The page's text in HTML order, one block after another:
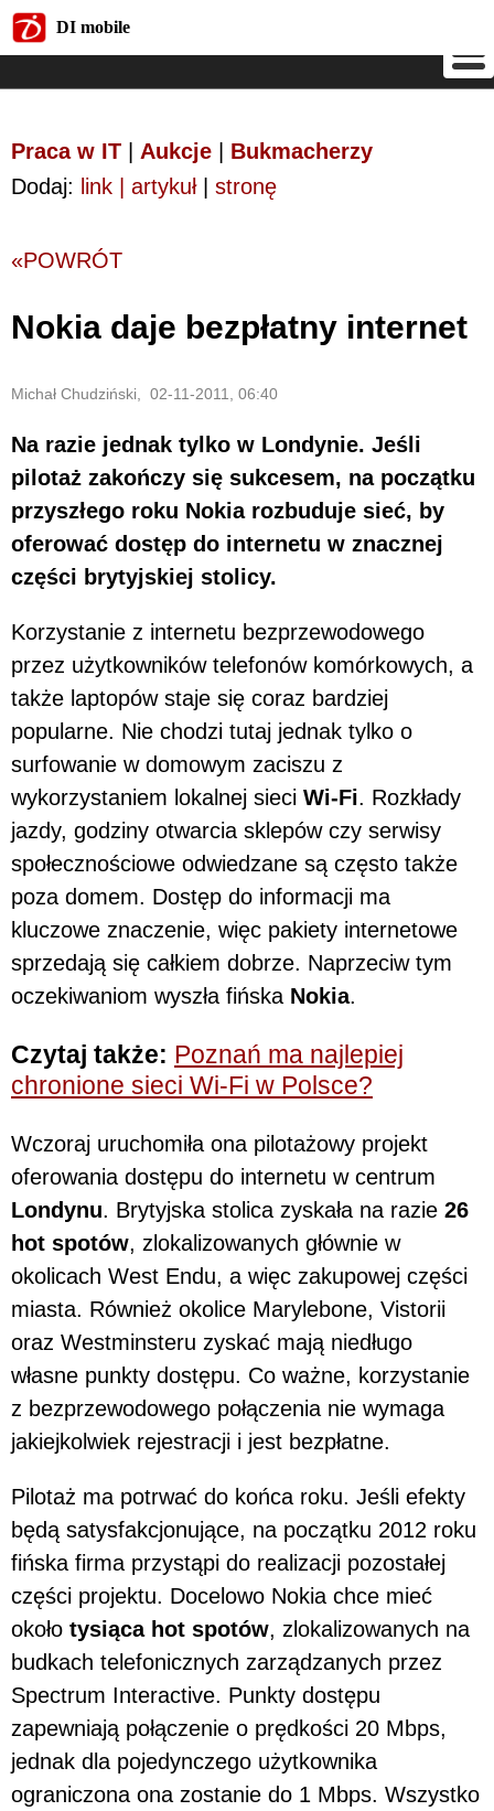
DI mobile
Praca w IT Aukcje
Bukmacherzy
Dodaj: link | artykuł| stronę
«POWRÓT
Nokia daje bezpłatny internet
Michał Chudziński, 02-11-2011, 06:40
Na razie jednak tylko w Londynie. Jeśli
pilotaż zakończy się sukcesem, na początku
przyszłego roku Nokia rozbuduje sieć, by
oferować dostęp do internetu w znacznej
części brytyjskiej stolicy.
Korzystanie z internetu bezprzewodowego
przez użytkowników telefonów komórkowych, a
także laptopów staje się coraz bardziej
popularne. Nie chodzi tutaj jednak tylko o
surfowanie w domowym zaciszu z
wykorzystaniem lokalnej sieci Wi-Fi. Rozkłady
jazdy, godziny otwarcia sklepów czy serwisy
społecznościowe odwiedzane są często także
poza domem. Dostęp do informacji ma
kluczowe znaczenie, więc pakiety internetowe
sprzedają się całkiem dobrze. Naprzeciw tym
oczekiwaniom wyszła fińska Nokia.
Czytaj także: Poznań ma najlepiej
chronione sieci Wi-Fi w Polsce?
Wczoraj uruchomiła ona pilotażowy projekt
oferowania dostępu do internetu w centrum
Londynu. Brytyjska stolica zyskała na razie 26
hot spotów, zlokalizowanych głównie w
okolicach West Endu, a więc zakupowej części
miasta. Również okolice Marylebone, Vistorii
oraz Westminsteru zyskać mają niedługo
własne punkty dostępu. Co ważne, korzystanie
z bezprzewodowego połączenia nie wymaga
jakiejkolwiek rejestracji i jest bezpłatne.
Pilotaż ma potrwać do końca roku. Jeśli efekty
będą satysfakcjonujące, na początku 2012 roku
fińska firma przystąpi do realizacji pozostałej
części projektu. Docelowo Nokia chce mieć
około tysiąca hot spotów, zlokalizowanych na
budkach telefonicznych zarządzanych przez
Spectrum Interactive. Punkty dostępu
zapewniają połączenie o prędkości 20 Mbps,
jednak dla pojedynczego użytkownika
ograniczona ona zostanie do 1 Mbps. Wszystko
DI mobile